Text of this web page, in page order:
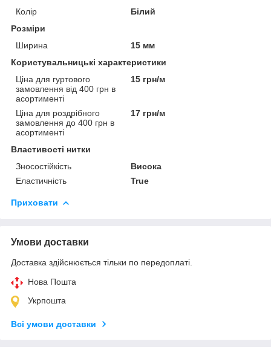
Колір
Білий
Розміри
Ширина
15 мм
Користувальницькі характеристики
Ціна для гуртового
замовлення від 400 грн в
асортименті
15 грн/м
Ціна для роздрібного
замовлення до 400 грн в
асортименті
17 грн/м
Властивості нитки
Зносостійкість
Висока
Еластичність
True
Приховати
Умови доставки
Доставка здійснюється тільки по передоплаті.
Нова Пошта
Укрпошта
Всі умови доставки